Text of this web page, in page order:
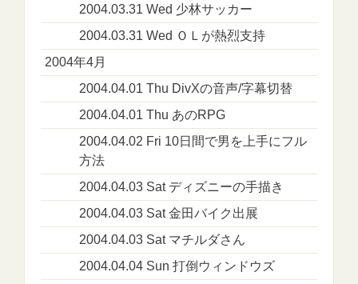
2004.03.31 Wed 少林サッカー
2004.03.31 Wed ＯＬが熱烈支持
2004年4月
2004.04.01 Thu DivXの音声/字幕切替
2004.04.01 Thu あのRPG
2004.04.02 Fri 10日間で男を上手にフル
方法
2004.04.03 Sat ディズニーの手描き
2004.04.03 Sat 金田バイク出展
2004.04.03 Sat マチルダさん
2004.04.04 Sun 打倒ウィンドウズ